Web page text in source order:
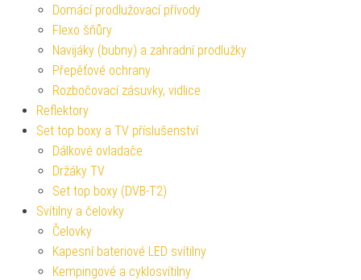
Domácí prodlužovací přívody
Flexo šňůry
Navijáky (bubny) a zahradní prodlužky
Přepěťové ochrany
Rozbočovací zásuvky, vidlice
Reflektory
Set top boxy a TV příslušenství
Dálkové ovladače
Držáky TV
Set top boxy (DVB-T2)
Svítilny a čelovky
Čelovky
Kapesní bateriové LED svítilny
Kempingové a cyklosvítilny